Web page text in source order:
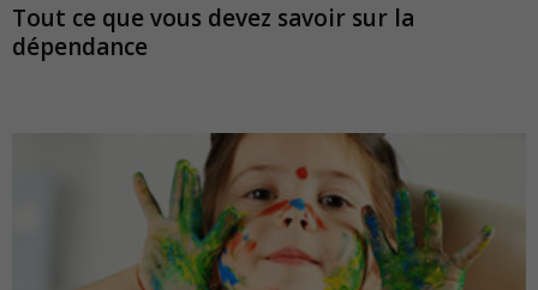
Tout ce que vous devez savoir sur la
dépendance